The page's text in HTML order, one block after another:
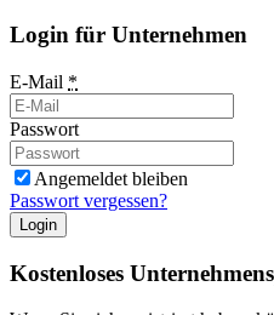
Login für Unternehmen
E-Mail *
Passwort
Angemeldet bleiben
Passwort vergessen?
Login
Kostenloses